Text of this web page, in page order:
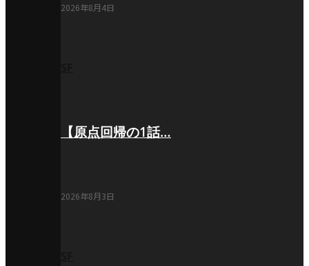
2026年8月4日
【原点回帰の1話…
2026年8月3日